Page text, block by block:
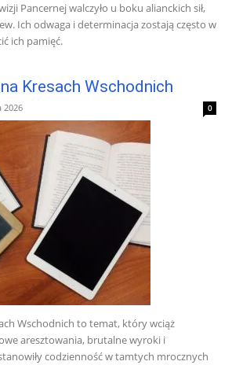
Pancernej walczyło u boku alianckich sił,
Ich odwaga i determinacja zostają często w
ich pamięć.
Kresach Wschodnich
2026 0
Wschodnich to temat, który wciąż
aresztowania, brutalne wyroki i
codzienność w tamtych mrocznych